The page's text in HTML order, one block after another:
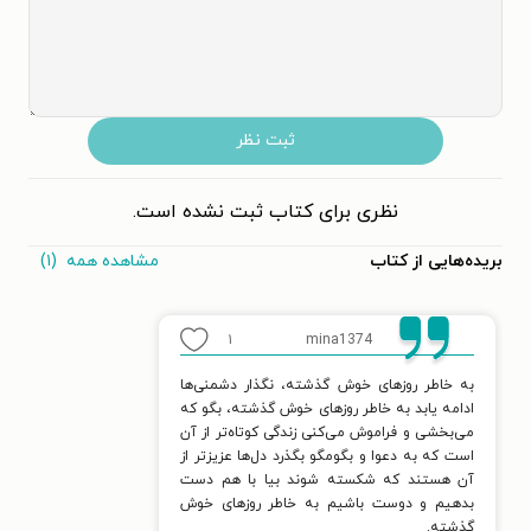
ثبت نظر
نظری برای کتاب ثبت نشده است.
بریده‌هایی از کتاب مشاهده همه (۱)
mina1374 ۱
به خاطر روزهای خوش گذشته، نگذار دشمنی‌ها
ادامه یابد به خاطر روزهای خوش گذشته، بگو که
می‌بخشی و فراموش می‌کنی زندگی کوتاه‌تر از آن
است که به دعوا و بگومگو بگذرد دل‌ها عزیزتر از
آن هستند که شکسته شوند بیا با هم دست
بدهیم و دوست باشیم به خاطر روزهای خوش